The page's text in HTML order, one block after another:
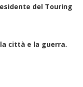
del Touring
la città e la guerra.